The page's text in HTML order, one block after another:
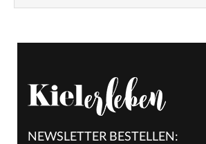
NEWSLETTER BESTELLEN: